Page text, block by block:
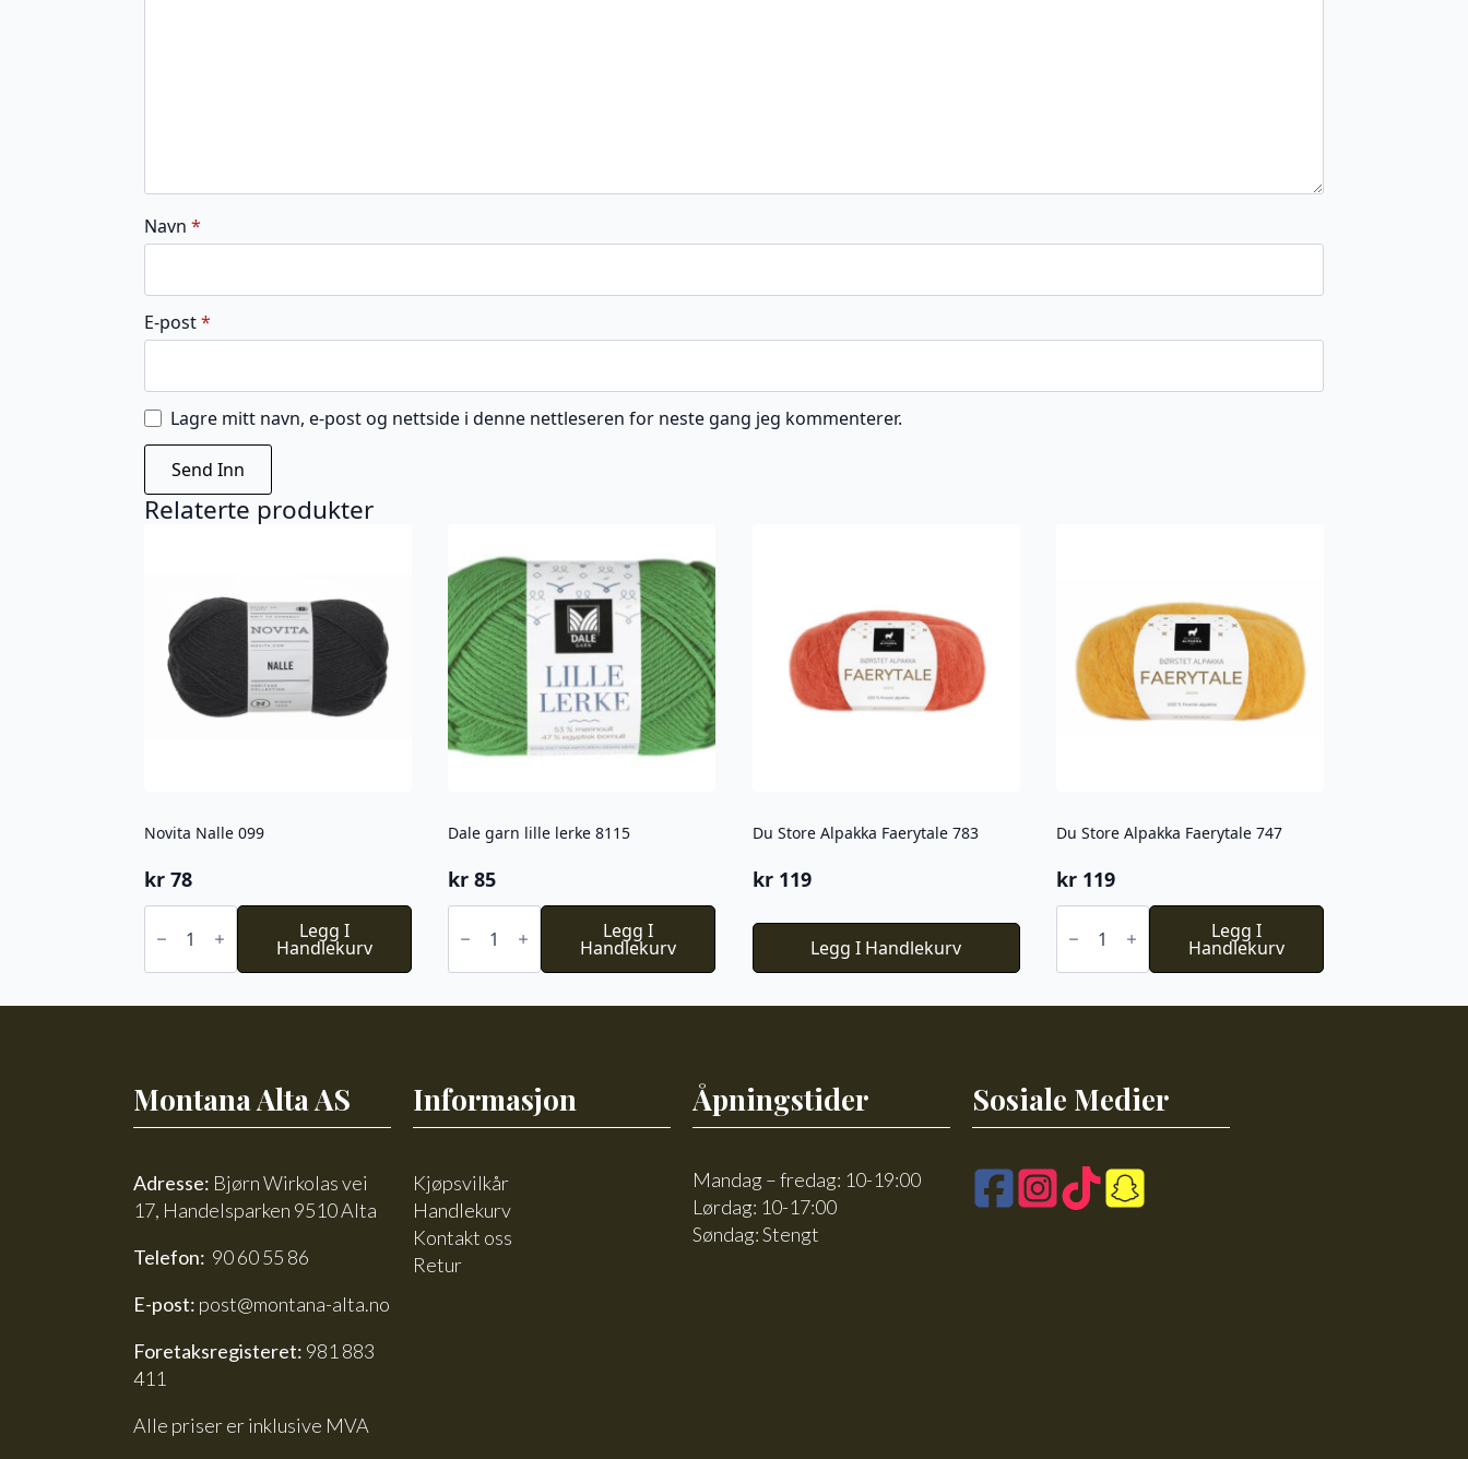
Navn *
E-post*
Lagre mitt navn, e-post og nettside i denne nettleseren for neste gang jeg kommenterer.
Relaterte produkter
Novita Nalle 099
kr 78
Novita
099
antall
Legg I
Handlekurv
Dale garn lille lerke 8115
kr 85
Dale
lille
lerke
antall
Legg I
Handlekurv
Du Store Alpakka Faerytale 783
kr119
Legg I Handlekurv
Du Store Alpakka Faerytale 747
kr 119
Du
Store
Alpakka
Faerytale
antall
Legg I
Handlekurv
Montana Alta AS
Adresse: Bjørn Wirkolas vei
17, Handelsparken 9510 Alta
Telefon: 90 60 55 86
E-post: post@montana-alta.no
Foretaksregisteret: 981 883
411
Alle priser er inklusive MVA
Informasjon
Kjøpsvilkår
Handlekurv
Kontakt oss
Retur
Åpningstider
Mandag – fredag: 10-19:00
Lørdag: 10-17:00
Søndag: Stengt
Sosiale Medier